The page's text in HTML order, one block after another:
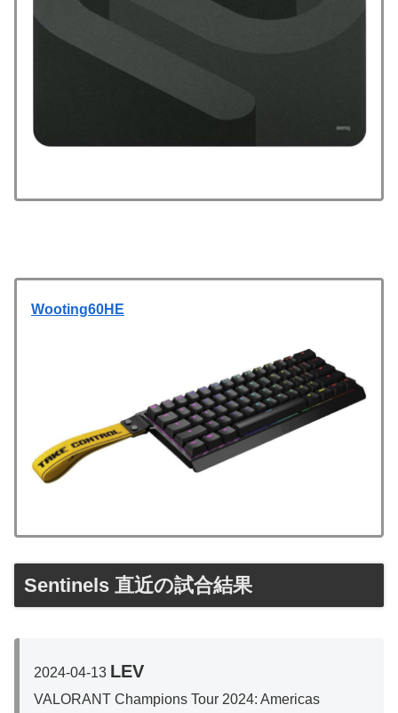
Wooting60HE
Sentinels 直近の試合結果
2024-04-13 LEV
VALORANT Champions Tour 2024: Americas